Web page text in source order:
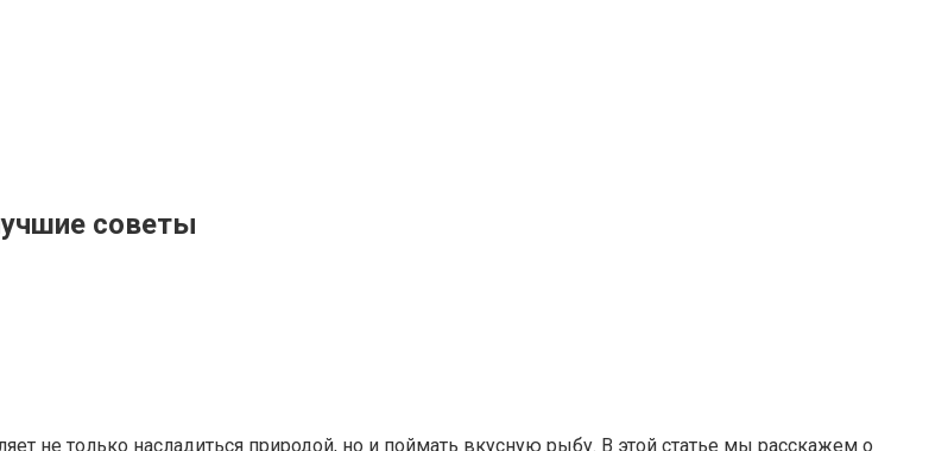
советы
не только насладиться природой, но и поймать вкусную рыбу. В этой статье мы расскажем о